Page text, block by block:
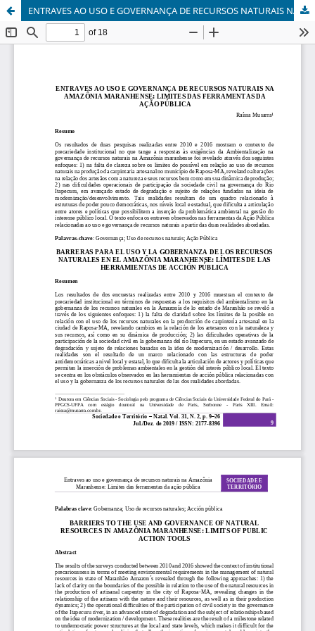
ENTRAVES AO USO E GOVERNANÇA DE RECURSOS NATURAIS NA AMAZÔNIA MARANHENSE